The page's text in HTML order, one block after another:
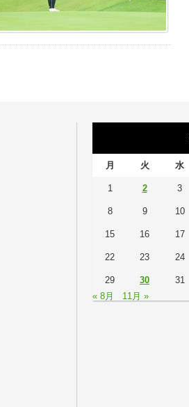
月 火 水
1 2 3
8 9 10
15 16 17
22 23 24
29 30
31
« 8月
11月 »